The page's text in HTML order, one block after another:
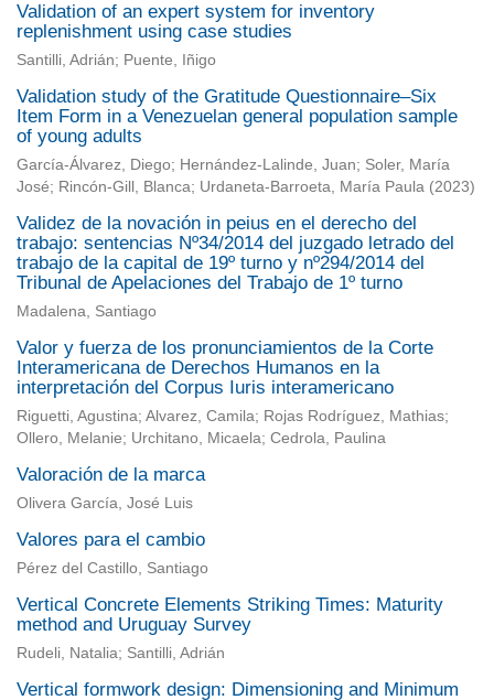
Validation of an expert system for inventory
replenishment using case studies
Santilli, Adrián; Puente, Iñigo
Validation study of the Gratitude Questionnaire–Six
Item Form in a Venezuelan general population sample
of young adults
García-Álvarez, Diego; Hernández-Lalinde, Juan; Soler, María
José; Rincón-Gill, Blanca; Urdaneta-Barroeta, María Paula (2023)
Validez de la novación in peius en el derecho del
trabajo: sentencias Nº34/2014 del juzgado letrado del
trabajo de la capital de 19º turno y nº294/2014 del
Tribunal de Apelaciones del Trabajo de 1º turno
Madalena, Santiago
Valor y fuerza de los pronunciamientos de la Corte
Interamericana de Derechos Humanos en la
interpretación del Corpus Iuris interamericano
Riguetti, Agustina; Alvarez, Camila; Rojas Rodríguez, Mathias;
Ollero, Melanie; Urchitano, Micaela; Cedrola, Paulina
Valoración de la marca
Olivera García, José Luis
Valores para el cambio
Pérez del Castillo, Santiago
Vertical Concrete Elements Striking Times: Maturity
method and Uruguay Survey
Rudeli, Natalia; Santilli, Adrián
Vertical formwork design: Dimensioning and Minimum